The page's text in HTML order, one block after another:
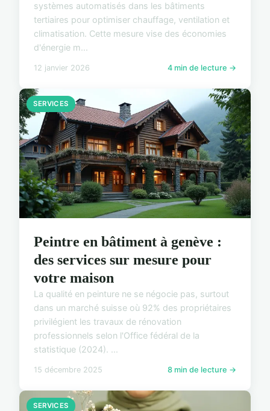
systèmes automatisés dans les bâtiments
tertiaires pour optimiser chauffage, ventilation et
climatisation. Cette mesure vise des économies
d'énergie m...
12 janvier 2026 4 min de lecture →
SERVICES
Peintre en bâtiment à genève :
des services sur mesure pour
votre maison
La qualité en peinture ne se négocie pas, surtout
dans un marché suisse où 92% des propriétaires
privilégient les travaux de rénovation
professionnels selon l'Office fédéral de la
statistique (2024). ...
15 décembre 2025 8 min de lecture →
SERVICES